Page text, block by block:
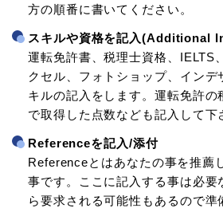
方の順番に書いてください。
スキルや資格を記入(Additional
運転免許書、税理士資格、IELTS
クセル、フォトショップ、インデ
キルの記入をします。運転免許の
で取得した点数なども記入して下
Referenceを記入/添付
Referenceとはあなたの事を推薦
事です。ここに記入する事は必要
ら要求される可能性もあるので準